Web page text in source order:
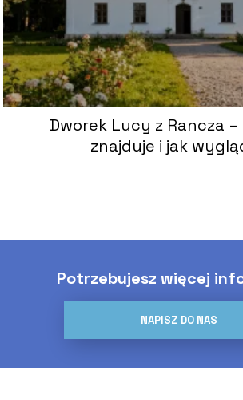
Dworek Lucy z Rancza –
znajduje i jak
Potrzebujesz więcej
NAPISZ DO NAS